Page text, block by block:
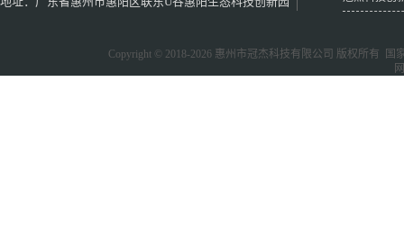
Copyright © 2018-2026 惠州市冠杰科技有限公司
版权所有 国